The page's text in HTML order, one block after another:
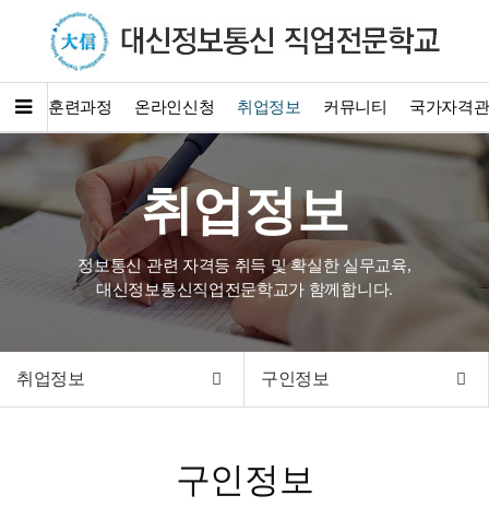
개 훈련과정 온라인신청 취업정보 커뮤니티 국가자격
취업정보
정보통신 관련 자격등 취득 및 확실한 실무교육,
대신정보통신직업전문학교가 함께합니다.
취업정보 구인정보
구인정보